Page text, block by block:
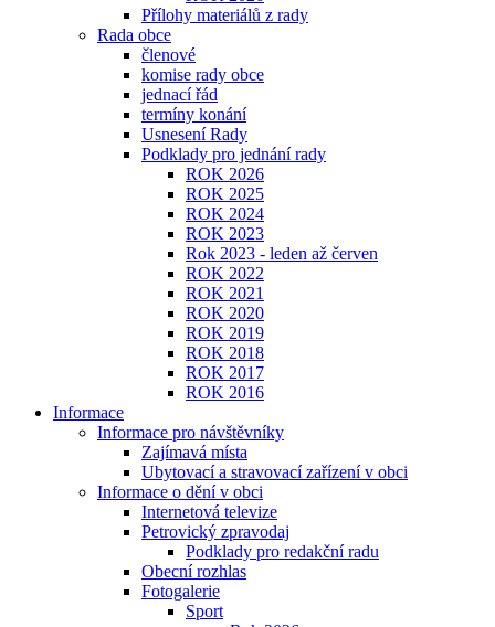
Přílohy materiálů z rady
Rada obce
členové
komise rady obce
jednací řád
termíny konání
Usnesení Rady
Podklady pro jednání rady
ROK 2026
ROK 2025
ROK 2024
ROK 2023
Rok 2023 - leden až červen
ROK 2022
ROK 2021
ROK 2020
ROK 2019
ROK 2018
ROK 2017
ROK 2016
Informace
Informace pro návštěvníky
Zajímavá místa
Ubytovací a stravovací zařízení v obci
Informace o dění v obci
Internetová televize
Petrovický zpravodaj
Podklady pro redakční radu
Obecní rozhlas
Fotogalerie
Sport